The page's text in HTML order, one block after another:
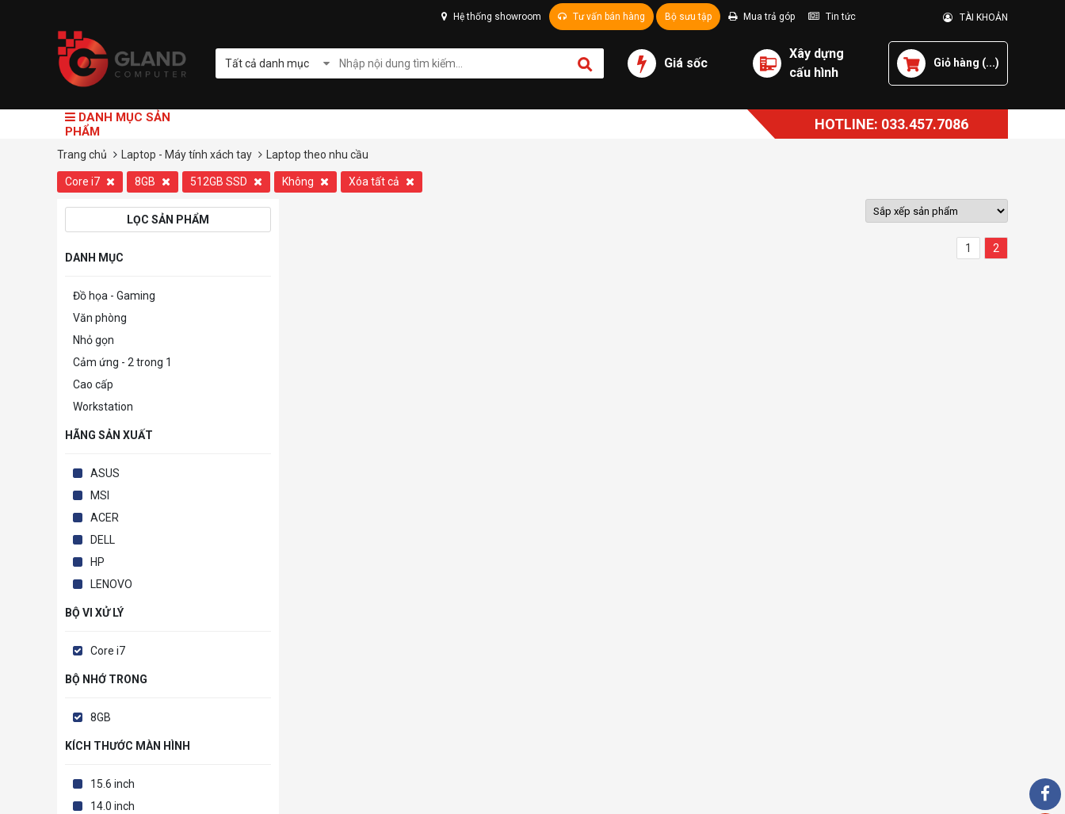
Hệ thống showroom Tư vấn bán hàng Bộ sưu tập Mua trả góp Tin tức TÀI KHOẢN
Tất cả danh mục Giá sốc
Xây dựng
cấu hình
Giỏ hàng (...)
DANH MỤC SẢN
PHẨM
HOTLINE: 033.457.7086
Trang chủ Laptop - Máy tính xách tay Laptop theo nhu cầu
Core i7 8GB 512GB SSD Không Xóa tất cả
LỌC SẢN PHẨM
DANH MỤC
Đồ họa - Gaming
Văn phòng
Nhỏ gọn
Cảm ứng - 2 trong 1
Cao cấp
Workstation
HÃNG SẢN XUẤT
ASUS
MSI
ACER
DELL
HP
LENOVO
BỘ VI XỬ LÝ
Core i7
BỘ NHỚ TRONG
8GB
KÍCH THƯỚC MÀN HÌNH
15.6 inch
14.0 inch
1 2